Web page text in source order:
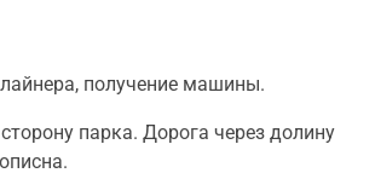
получение машины.
парка. Дорога через долину